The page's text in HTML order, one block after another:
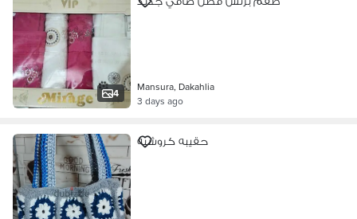
4
Mansura, Dakahlia
3 days ago
حقيبه كروشيه